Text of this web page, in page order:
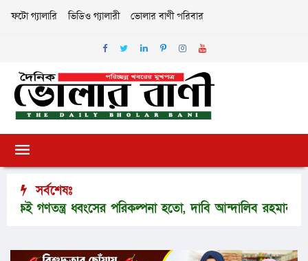
ফটো গ্যালারি ভিডিও গ্যালারী ভোলার বাণী পরিবার
সর্বশেষঃ
ধ্বংসের পরিকল্পনা হতো, দাবি আন্দালিব রহমান পার্থের